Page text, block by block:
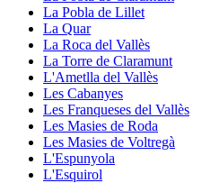
La Pobla de Lillet
La Quar
La Roca del Vallès
La Torre de Claramunt
L'Ametlla del Vallès
Les Cabanyes
Les Franqueses del Vallès
Les Masies de Roda
Les Masies de Voltregà
L'Espunyola
L'Esquirol